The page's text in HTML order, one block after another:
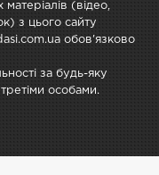
(відео,
з цього сайту
обов'язково
за будь-яку
особами.